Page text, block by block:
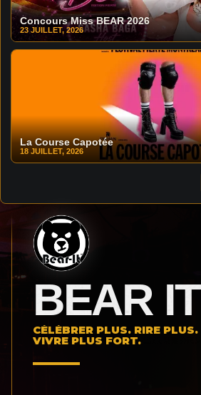
Concours Miss BEAR 2026
23 JUILLET, 2026
La Course Capotée
18 JUILLET, 2026
BEAR IT
CÉLÉBRER PLUS. RIRE PLUS.
VIVRE PLUS FORT.